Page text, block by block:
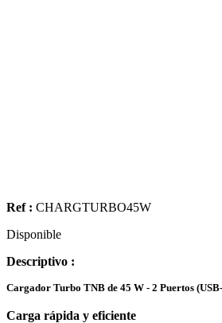
Ref : CHARGTURBO45W
Disponible
Descriptivo :
Cargador Turbo TNB de 45 W - 2 Puertos
Carga rápida y eficiente